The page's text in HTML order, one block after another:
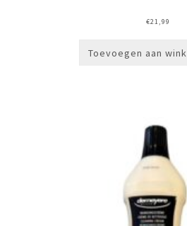
€21,99
Toevoegen aan